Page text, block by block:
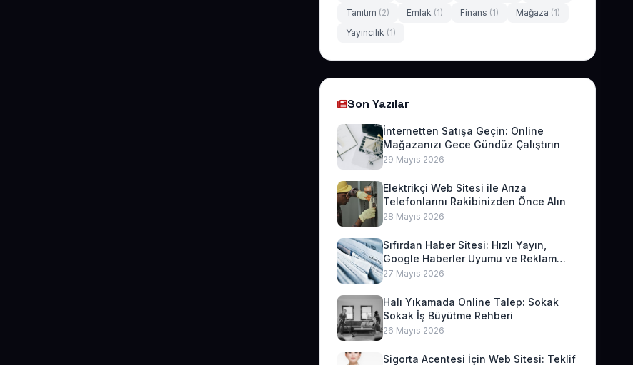
Tanıtım (2) Emlak (1) Finans (1) Mağaza (1)
Yayıncılık (1)
Son Yazılar
İnternetten Satışa Geçin: Online
Mağazanızı Gece Gündüz Çalıştırın
29 Mayıs 2026
Elektrikçi Web Sitesi ile Arıza
Telefonlarını Rakibinizden Önce Alın
28 Mayıs 2026
Sıfırdan Haber Sitesi: Hızlı Yayın,
Google Haberler Uyumu ve Reklam
Geliri
27 Mayıs 2026
Halı Yıkamada Online Talep: Sokak
Sokak İş Büyütme Rehberi
26 Mayıs 2026
Sigorta Acentesi İçin Web Sitesi: Teklif